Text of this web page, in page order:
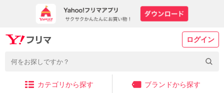
ログイン
カテゴリから探す ブランドから探す